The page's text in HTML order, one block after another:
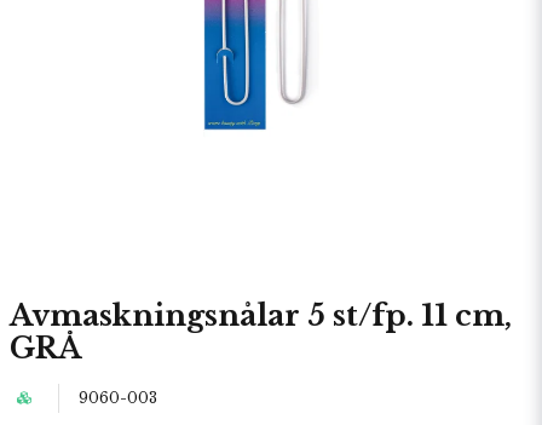
Avmaskningsnålar 5 st/fp. 11 cm,
GRÅ
9060-003